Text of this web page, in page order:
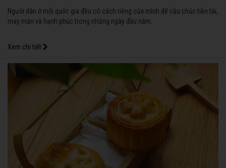
Người dân ở mỗi quốc gia đều có cách riêng của mình để cầu chúc tiền tài,
may mắn và hạnh phúc trong những ngày đầu năm.
Xem chi tiết